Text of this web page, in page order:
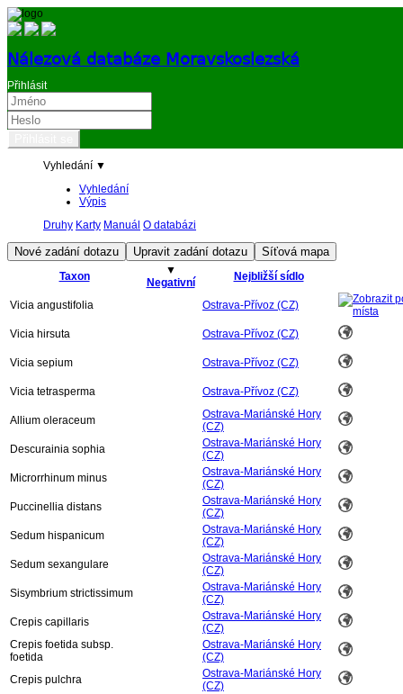
Nálezová databáze Moravskoslezská
Přihlásit
Vyhledání ▼
Vyhledání
Výpis
Druhy Karty Manuál O databázi
Taxon
▼
Negativní
Nejbližší sídlo
Vicia angustifolia Ostrava-Přívoz (CZ)
Vicia hirsuta Ostrava-Přívoz (CZ)
Vicia sepium Ostrava-Přívoz (CZ)
Vicia tetrasperma Ostrava-Přívoz (CZ)
Allium oleraceum
Ostrava-Mariánské Hory
(CZ)
Descurainia sophia
Ostrava-Mariánské Hory
(CZ)
Microrrhinum minus
Ostrava-Mariánské Hory
(CZ)
Puccinellia distans
Ostrava-Mariánské Hory
(CZ)
Sedum hispanicum
Ostrava-Mariánské Hory
(CZ)
Sedum sexangulare
Ostrava-Mariánské Hory
(CZ)
Sisymbrium strictissimum
Ostrava-Mariánské Hory
(CZ)
Crepis capillaris
Ostrava-Mariánské Hory
(CZ)
Crepis foetida subsp.
foetida
Ostrava-Mariánské Hory
(CZ)
Crepis pulchra
Ostrava-Mariánské Hory
(CZ)